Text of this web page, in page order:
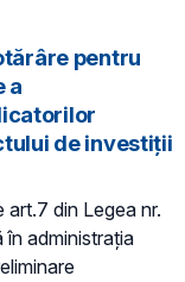
pentru
a
de investiții
din Legea nr.
administraţia